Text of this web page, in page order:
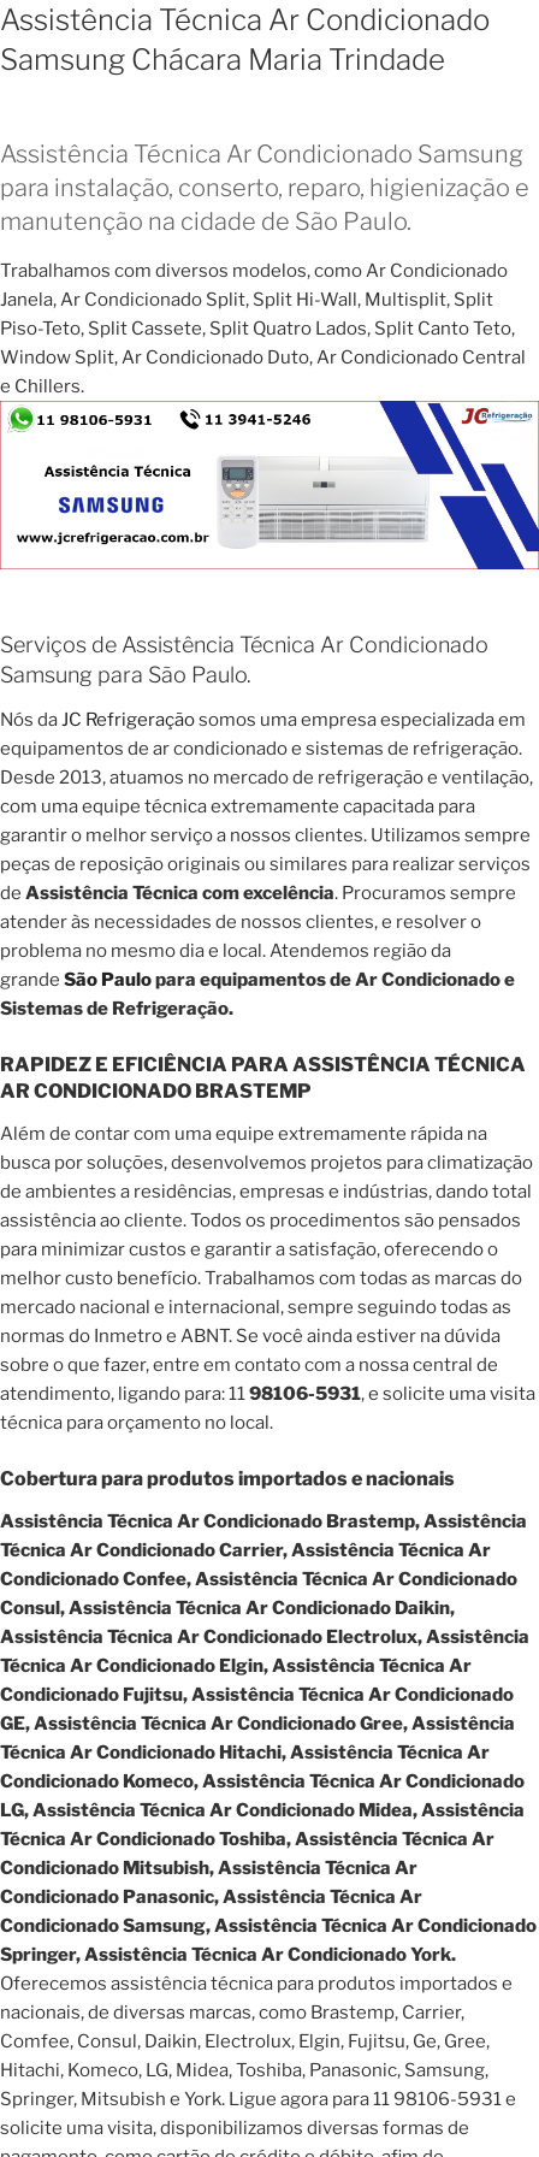
Assistência Técnica Ar Condicionado
Samsung Chácara Maria Trindade
Assistência Técnica Ar Condicionado Samsung
para instalação, conserto, reparo, higienização e
manutenção na cidade de São Paulo.
Trabalhamos com diversos modelos, como Ar Condicionado
Janela, Ar Condicionado Split, Split Hi-Wall, Multisplit, Split
Piso-Teto, Split Cassete, Split Quatro Lados, Split Canto Teto,
Window Split, Ar Condicionado Duto, Ar Condicionado Central
e Chillers.
Serviços de Assistência Técnica Ar Condicionado
Samsung para São Paulo.
Nós daJC Refrigeraçãosomos uma empresa especializada em
equipamentos de ar condicionado e sistemas de refrigeração.
Desde 2013, atuamos no mercado de refrigeração e ventilação,
com uma equipe técnica extremamente capacitada para
garantir o melhor serviço a nossos clientes. Utilizamos sempre
peças de reposição originais ou similares para realizar serviços
de Assistência Técnica com excelência. Procuramos sempre
atender às necessidades de nossos clientes, e resolver o
problema no mesmo dia e local. Atendemos região da
grande São Paulopara equipamentos de Ar Condicionado e
Sistemas de Refrigeração.
RAPIDEZ E EFICIÊNCIA PARA ASSISTÊNCIA TÉCNICA
AR CONDICIONADO BRASTEMP
Além de contar com uma equipe extremamente rápida na
busca por soluções, desenvolvemos projetos para climatização
de ambientes a residências, empresas e indústrias, dando total
assistência ao cliente. Todos os procedimentos são pensados
para minimizar custos e garantir a satisfação, oferecendo o
melhor custo benefício. Trabalhamos com todas as marcas do
mercado nacional e internacional, sempre seguindo todas as
normas do Inmetro e ABNT. Se você ainda estiver na dúvida
sobre o que fazer, entre em contato com a nossa central de
atendimento, ligando para: 1198106-5931, e solicite uma visita
técnica para orçamento no local.
Cobertura para produtos importados e nacionais
Assistência Técnica Ar Condicionado Brastemp, Assistência
Técnica Ar Condicionado Carrier, Assistência Técnica Ar
Condicionado Confee, Assistência Técnica Ar Condicionado
Consul, Assistência Técnica Ar Condicionado Daikin,
Assistência Técnica Ar Condicionado Electrolux, Assistência
Técnica Ar Condicionado Elgin, Assistência Técnica Ar
Condicionado Fujitsu, Assistência Técnica Ar Condicionado
GE, Assistência Técnica Ar Condicionado Gree, Assistência
Técnica Ar Condicionado Hitachi, Assistência Técnica Ar
Condicionado Komeco, Assistência Técnica Ar Condicionado
LG, Assistência Técnica Ar Condicionado Midea, Assistência
Técnica Ar Condicionado Toshiba, Assistência Técnica Ar
Condicionado Mitsubish, Assistência Técnica Ar
Condicionado Panasonic, Assistência Técnica Ar
Condicionado Samsung, Assistência Técnica Ar Condicionado
Springer, Assistência Técnica Ar Condicionado York.
Oferecemos assistência técnica para produtos importados e
nacionais, de diversas marcas, como Brastemp, Carrier,
Comfee, Consul, Daikin, Electrolux, Elgin, Fujitsu, Ge, Gree,
Hitachi, Komeco, LG, Midea, Toshiba, Panasonic, Samsung,
Springer, Mitsubish e York. Ligue agora para 11 98106-5931 e
solicite uma visita, disponibilizamos diversas formas de